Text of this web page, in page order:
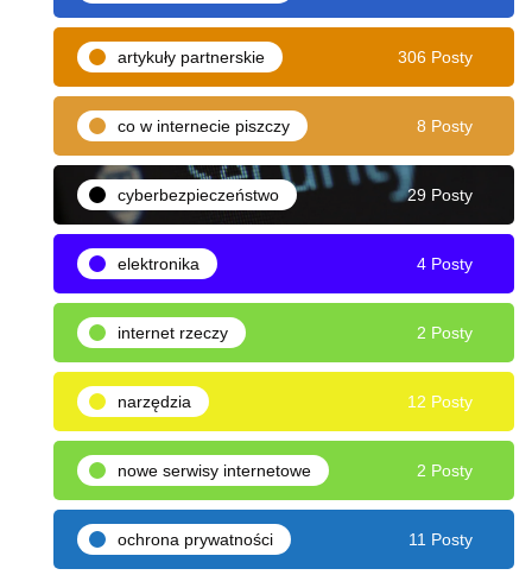
artykuły partnerskie 306 Posty
co w internecie piszczy 8 Posty
cyberbezpieczeństwo 29 Posty
elektronika 4 Posty
internet rzeczy 2 Posty
narzędzia 12 Posty
nowe serwisy internetowe 2 Posty
ochrona prywatności 11 Posty